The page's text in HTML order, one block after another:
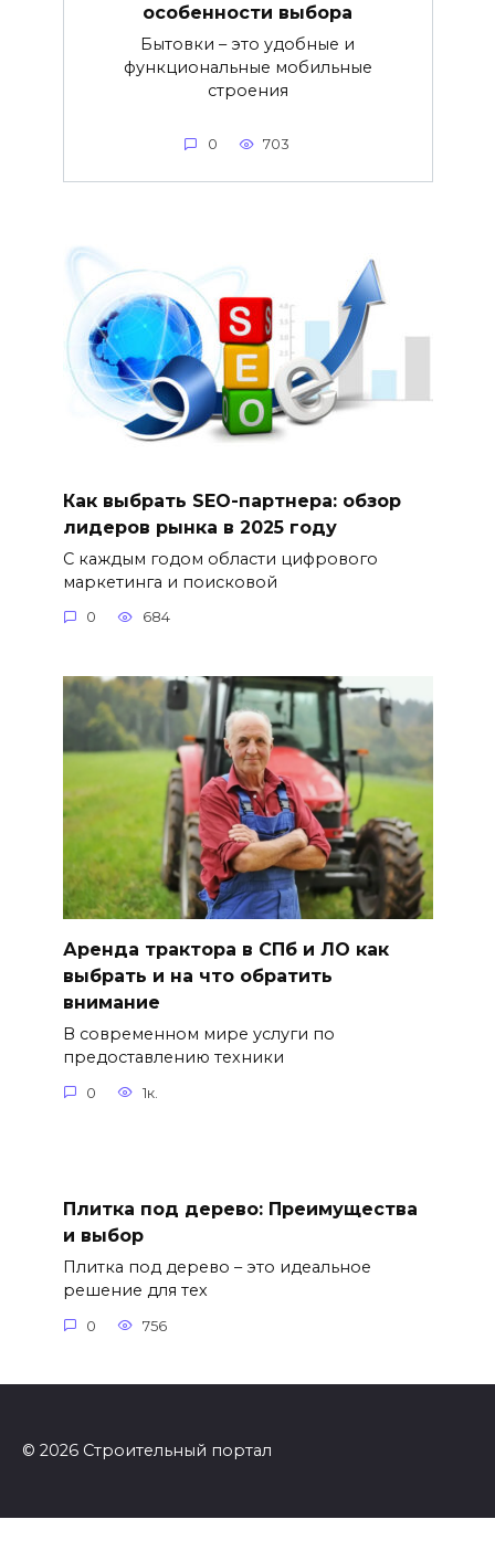
особенности выбора
Бытовки – это удобные и
функциональные мобильные
строения
0 703
Как выбрать SEO-партнера: обзор
лидеров рынка в 2025 году
С каждым годом области цифрового
маркетинга и поисковой
0 684
Аренда трактора в СПб и ЛО как
выбрать и на что обратить
внимание
В современном мире услуги по
предоставлению техники
0 1к.
Плитка под дерево: Преимущества
и выбор
Плитка под дерево – это идеальное
решение для тех
0 756
© 2026 Строительный портал